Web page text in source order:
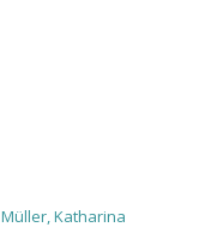
Müller, Katharina